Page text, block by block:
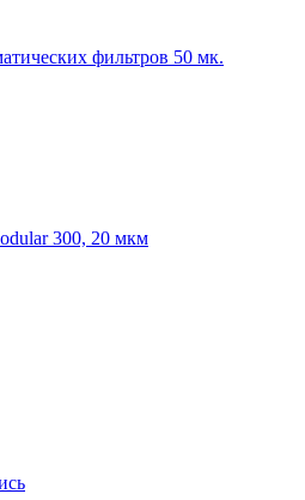
фильтров 50 мк.
300, 20 мкм